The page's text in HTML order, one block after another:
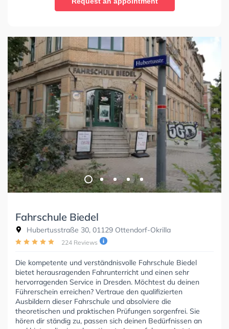
Fahrschule Biedel
Hubertusstraße 30, 01129 Ottendorf-Okrilla
224 Reviews
Die kompetente und verständnisvolle Fahrschule Biedel
bietet herausragenden Fahrunterricht und einen sehr
hervorragenden Service in Dresden. Möchtest du deinen
Führerschein erreichen? Vertraue den qualifizierten
Ausbildern dieser Fahrschule und absolviere die
theoretischen und praktischen Prüfungen sorgenfrei. Sie
hören dir ständig zu, passen sich deinen Bedürfnissen an